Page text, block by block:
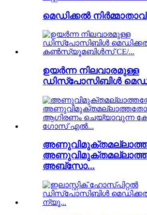
മെഡിക്കൽ
ഉയർന്ന നിലവാരമുള്ള
ഡിസ്പോസിബിൾ
അബ്സോ...